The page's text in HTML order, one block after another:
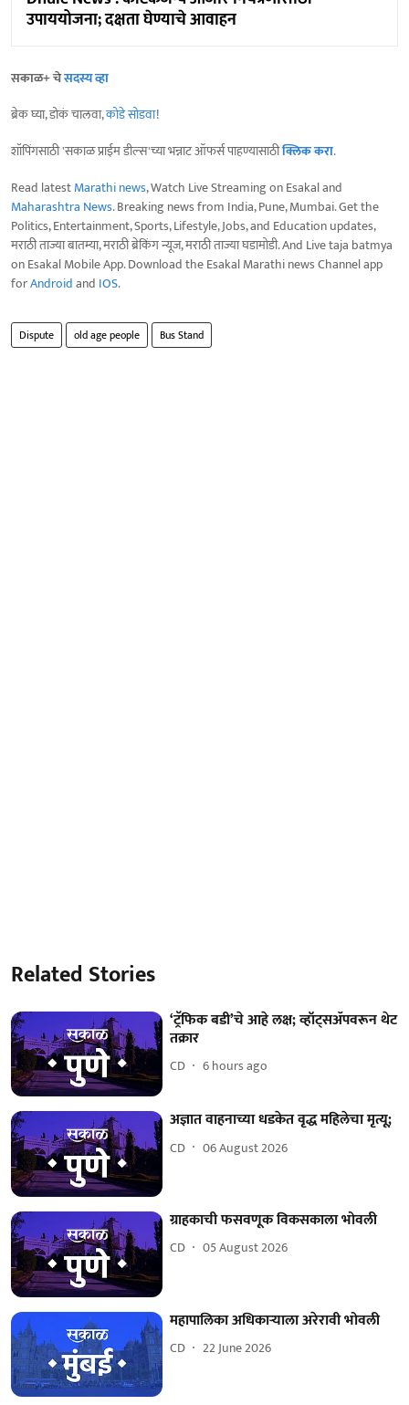
उपाययोजना; दक्षता घेण्याचे आवाहन
सकाळ+ चेसदस्य व्हा
ब्रेक घ्या, डोकं चालवा,कोडे सोडवा!
शॉपिंगसाठी 'सकाळ प्राईम डील्स'च्या भन्नाट ऑफर्स पाहण्यासाठीक्लिक करा.
Read latestMarathi news, Watch Live Streaming on Esakal and
Maharashtra News. Breaking news from India, Pune, Mumbai. Get the
Politics, Entertainment, Sports, Lifestyle, Jobs, and Education updates,
मराठी ताज्या बातम्या, मराठी ब्रेकिंग न्यूज, मराठी ताज्या घडामोडी. And Live taja batmya
on Esakal Mobile App. Download the Esakal Marathi news Channel app
forAndroidand IOS.
Dispute old age people Bus Stand
Related Stories
‘ट्रॅफिक बडी’चे आहे लक्ष; व्हॉट्सॲपवरून थेट
तक्रार
CD 6 hours ago
अज्ञात वाहनाच्या धडकेत वृद्ध महिलेचा मृत्यू;
CD 06 August 2026
ग्राहकाची फसवणूक विकसकाला भोवली
CD 05 August 2026
महापालिका अधिकाऱ्याला अरेरावी भोवली
CD 22 June 2026